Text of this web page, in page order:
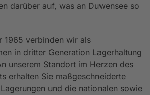
darüber auf, was an Duwensee so
1965 verbinden wir als
in dritter Generation Lagerhaltung
unserem Standort im Herzen des
erhalten Sie maßgeschneiderte
und die nationalen sowie